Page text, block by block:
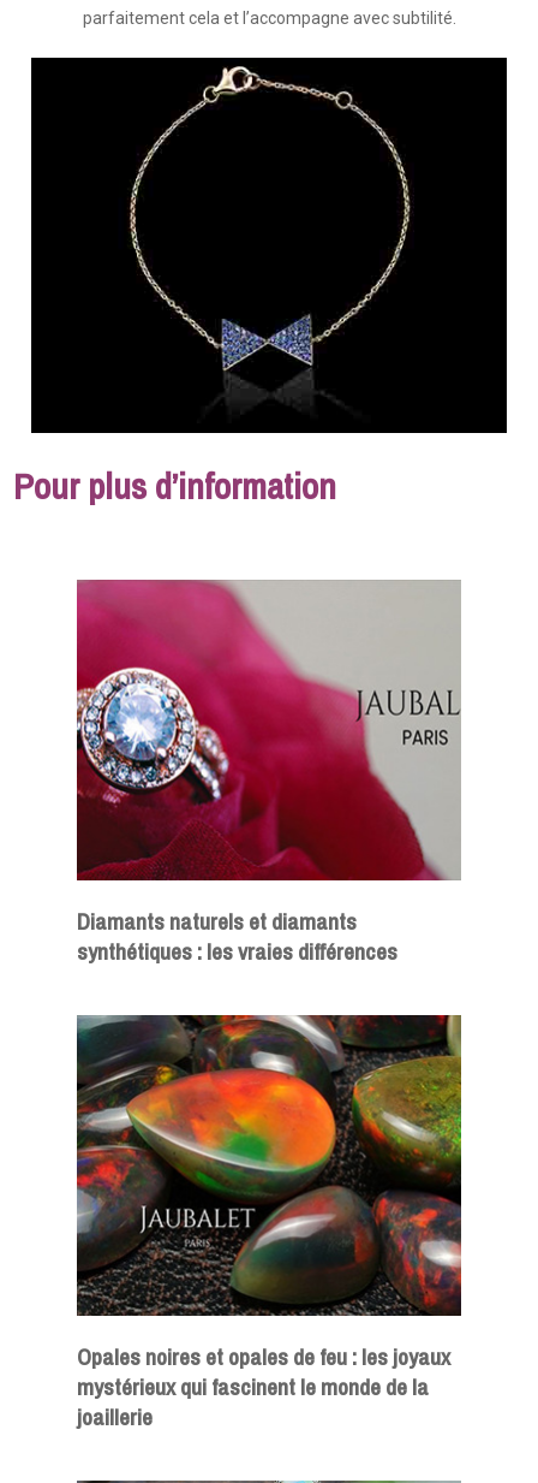
parfaitement cela et l’accompagne avec subtilité.
Pour plus d’information
Diamants naturels et diamants
synthétiques : les vraies différences
Opales noires et opales de feu : les joyaux
mystérieux qui fascinent le monde de la
joaillerie